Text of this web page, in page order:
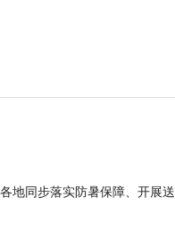
地同步落实防暑保障、开展